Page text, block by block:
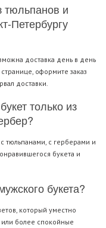
тюльпанов и
Петербургу
доставка день в день
оформите заказ
доставки.
только из
тюльпанами, с герберами и
букета и
букета?
который уместно
более спокойные